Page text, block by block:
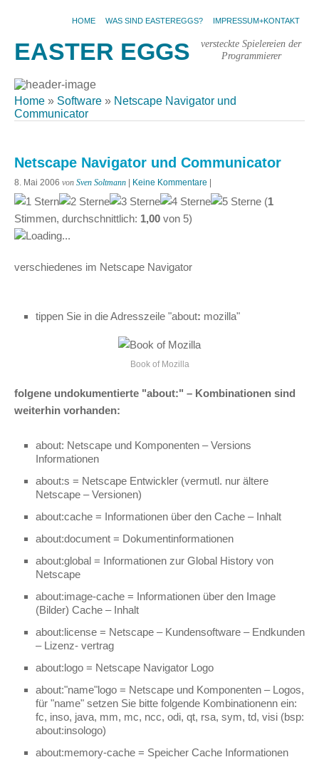
HOME WAS SIND EASTEREGGS? IMPRESSUM+KONTAKT
EASTER EGGS
versteckte Spielereien der
Programmierer
Home » Software » Netscape Navigator und
Communicator
Netscape Navigator und Communicator
8. Mai 2006 von Sven Soltmann Keine Kommentare
(1
Stimmen, durchschnittlich: 1,00 von 5)
Loading...
verschiedenes im Netscape Navigator
tippen Sie in die Adresszeile "about: mozilla"
Book of Mozilla
folgene undokumentierte "about:" – Kombinationen sind
weiterhin vorhanden:
about: Netscape und Komponenten – Versions
Informationen
about:s = Netscape Entwickler (vermutl. nur ältere
Netscape – Versionen)
about:cache = Informationen über den Cache – Inhalt
about:document = Dokumentinformationen
about:global = Informationen zur Global History von
Netscape
about:image-cache = Informationen über den Image
(Bilder) Cache – Inhalt
about:license = Netscape – Kundensoftware – Endkunden
– Lizenz- vertrag
about:logo = Netscape Navigator Logo
about:"name"logo = Netscape und Komponenten – Logos,
für "name" setzen Sie bitte folgende Kombinationenn ein:
fc, inso, java, mm, mc, ncc, odi, qt, rsa, sym, td, visi (bsp:
about:insologo)
about:memory-cache = Speicher Cache Informationen